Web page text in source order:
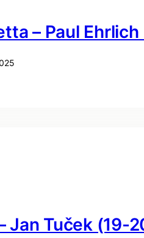
– Paul Ehrlich
Jan Tuček (19-